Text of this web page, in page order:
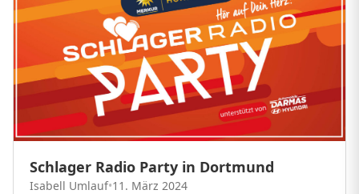
Schlager Radio Party in Dortmund
Isabell Umlauf•11. März 2024